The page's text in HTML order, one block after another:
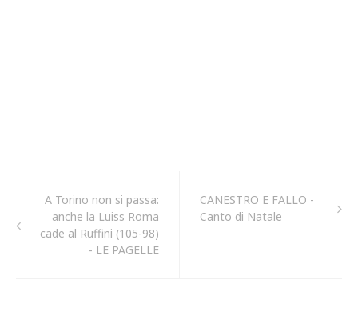
A Torino non si passa:
anche la Luiss Roma
cade al Ruffini (105-98)
- LE PAGELLE
CANESTRO E FALLO -
Canto di Natale